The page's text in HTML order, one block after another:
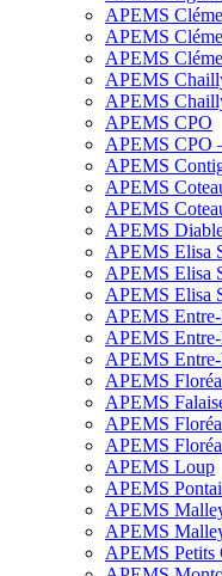
APEMS
APEMS
APEMS
APEMS
APEMS
APEMS CPO
APEMS CPO
APEMS
APEMS
APEMS
APEMS
APEMS Elisa
APEMS Elisa
APEMS Elisa
APEMS
APEMS
APEMS
APEMS
APEMS
APEMS
APEMS
APEMS Loup
APEMS
APEMS
APEMS
APEMS Petits